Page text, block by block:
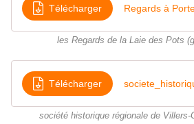
Télécharger Regards à
les Regards de la Laie des Pots
Télécharger
société historique régionale de Villers-